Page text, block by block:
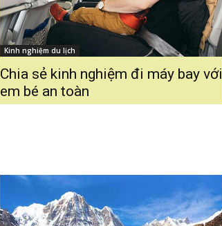
Kinh nghiệm du lịch
Chia sẻ kinh nghiệm đi máy bay với
em bé an toàn